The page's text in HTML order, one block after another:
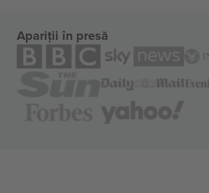
Apariții în presă